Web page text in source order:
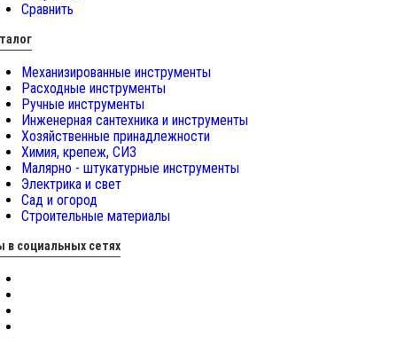
Сравнить
Механизированные инструменты
Расходные инструменты
Ручные инструменты
Инженерная сантехника и инструменты
Хозяйственные принадлежности
Химия, крепеж, СИЗ
Малярно - штукатурные инструменты
Электрика и свет
Сад и огород
Строительные материалы
в социальных сетях